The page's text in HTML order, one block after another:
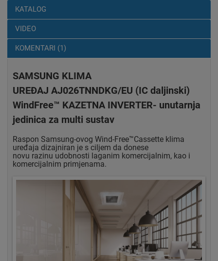
KATALOG
VIDEO
KOMENTARI (1)
SAMSUNG KLIMA
UREĐAJ AJ026TNNDKG/EU (IC daljinski)
WindFree™ KAZETNA INVERTER- unutarnja
jedinica za multi sustav
Raspon Samsung-ovog Wind-Free™Cassette klima
uređaja dizajniran je s ciljem da donese
novu razinu udobnosti laganim komercijalnim, kao i
komercijalnim primjenama.